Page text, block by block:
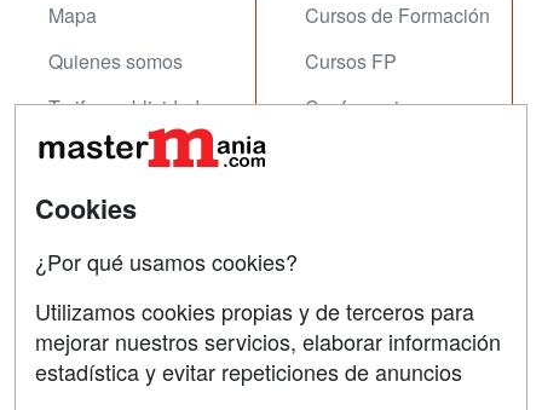
Mapa
Quienes somos
Tarifas publicidad
Acceso Usuarios
Acceso Centros
Cursos de Formación
Cursos FP
Conferencias
Contactar
Confidencialidad
Aviso legal
Cookies
¿Por qué usamos cookies?
Utilizamos cookies propias y de terceros para
mejorar nuestros servicios, elaborar información
estadística y evitar repeticiones de anuncios